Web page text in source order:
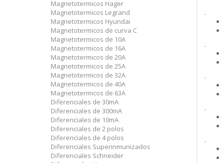
.
.
.
.
.
Magnetotermicos Hager
Magnetotermicos Legrand
Magnetotermicos Hyundai
Magnetotermicos de curva C
Magnetotermicos de 10A
Magnetotermicos de 16A
Magnetotermicos de 20A
Magnetotermicos de 25A
Magnetotermicos de 32A
Magnetotermicos de 40A
Magnetotermicos de 63A
Diferenciales de 30mA
Diferenciales de 300mA
Diferenciales de 10mA
Diferenciales de 2 polos
Diferenciales de 4 polos
Diferenciales Superinmunizados
Diferenciales Schneider